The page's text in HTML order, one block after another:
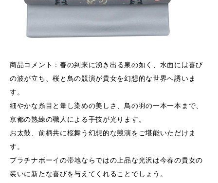
商品コメント： 春の到来に湧き出る泉の如く、水面には喜び
の波が立ち、桜と鳥の競演が貴女を幻想的な世界へ誘いま
す。
細やかな糸目と暈し染めの美しさ、鳥の羽の一本一本まで、
京都の熟練の職人による手技が光ります。
お太鼓、前柄共に桜舞う幻想的な競演をご堪能いただけま
す。
プラチナボーイの帯地ならではの上品な光沢は今春の貴女の
装いに新たな喜びを与えてくれることでしょう。